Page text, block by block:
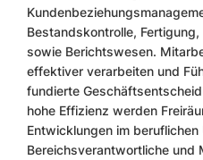
Bestandskontrolle,
sowie Berichtswesen.
effektiver verarbeiten und
fundierte
hohe Effizienz werden
Entwicklungen im
Bereichsverantwortliche und